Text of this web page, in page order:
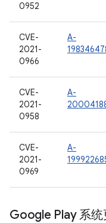
0952
CVE-
2021-
0966
A-
CVE-
2021-
0958
A-
CVE-
2021-
0969
A-
Google Play 系统